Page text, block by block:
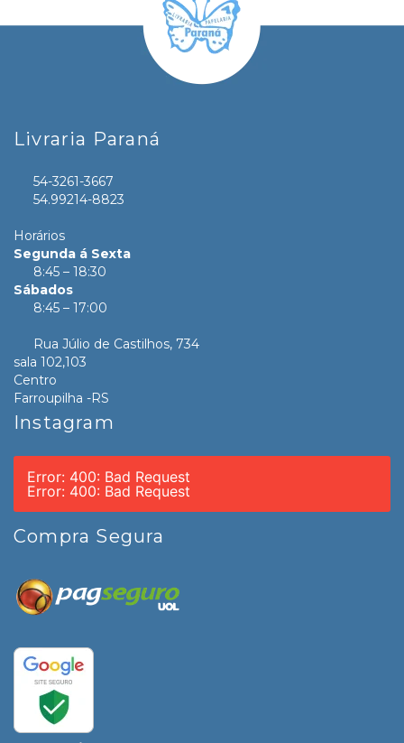
Livraria Paraná
54-3261-3667
54.99214-8823
Horários
Segunda á Sexta
8:45 – 18:30
Sábados
8:45 – 17:00
Rua Júlio de Castilhos, 734
sala 102,103
Centro
Farroupilha -RS
Instagram
Error: 400: Bad Request
Error: 400: Bad Request
Compra Segura